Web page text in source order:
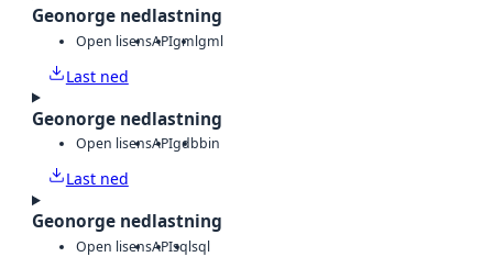
Geonorge nedlastning
Open lisensAPIgmlgml
Last ned
Geonorge nedlastning
Open lisensAPIgdbbin
Last ned
Geonorge nedlastning
Open lisensAPIsqlsql